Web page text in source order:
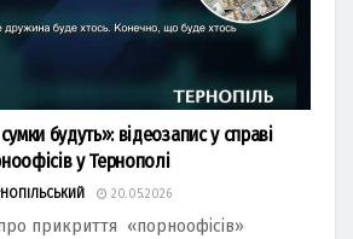
будуть»: відеозапис у справі
у Тернополі
20.05.2026
прикриття «порноофісів»